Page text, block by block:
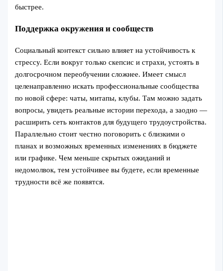
быстрее.
Поддержка окружения и сообществ
Социальный контекст сильно влияет на устойчивость к
стрессу. Если вокруг только скепсис и страхи, устоять в
долгосрочном переобучении сложнее. Имеет смысл
целенаправленно искать профессиональные сообщества
по новой сфере: чаты, митапы, клубы. Там можно задать
вопросы, увидеть реальные истории перехода, а заодно —
расширить сеть контактов для будущего трудоустройства.
Параллельно стоит честно поговорить с близкими о
планах и возможных временных изменениях в бюджете
или графике. Чем меньше скрытых ожиданий и
недомолвок, тем устойчивее вы будете, если временные
трудности всё же появятся.